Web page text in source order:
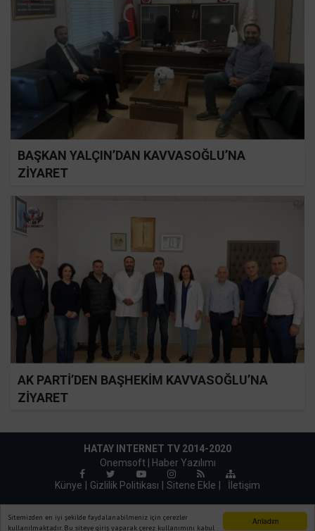
Anladım
Sitemizden en iyi şekilde faydalanabilmeniz için çerezler
kullanılmaktadır. Bu siteye giriş yaparak çerez kullanımını kabul
BAŞKAN YALÇIN’DAN KAVVASOĞLU’NA
ZİYARET
AK PARTİ’DEN BAŞHEKİM KAVVASOĞLU’NA
ZİYARET
HATAY INTERNET TV 2014-2020
Onemsoft |
Haber Yazılımı
Künye
Gizlilik Politikası Sitene Ekle İletişim